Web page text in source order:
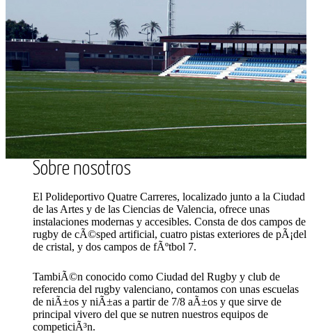
Sobre nosotros
El Polideportivo Quatre Carreres, localizado junto a la Ciudad
de las Artes y de las Ciencias de Valencia, ofrece unas
instalaciones modernas y accesibles. Consta de dos campos de
rugby de cÃ©sped artificial, cuatro pistas exteriores de pÃ¡del
de cristal, y dos campos de fÃºtbol 7.
TambiÃ©n conocido como Ciudad del Rugby y club de
referencia del rugby valenciano, contamos con unas escuelas
de niÃ±os y niÃ±as a partir de 7/8 aÃ±os y que sirve de
principal vivero del que se nutren nuestros equipos de
competiciÃ³n.